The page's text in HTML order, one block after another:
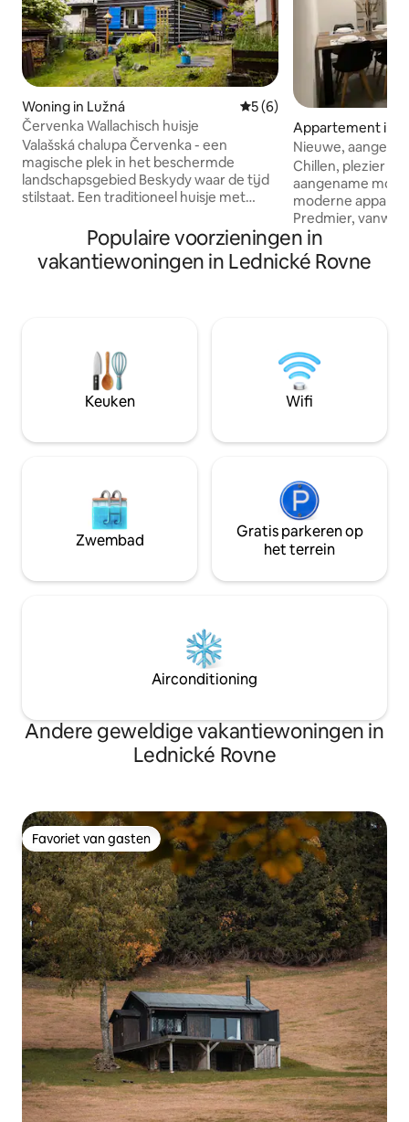
Woning in Lužná Gemiddelde beoordeling
5 (6)
Červenka Wallachisch huisje
Valašská chalupa Červenka - een
magische plek in het beschermde
landschapsgebied Beskydy waar de tijd
stilstaat. Een traditioneel huisje met
zithoek en een barbecue biedt rust en
stilte midden in de natuur. In de
slaapkamers word je betoverd door de
ideaal om te ontspannen, uitstapjes te
maken en tijd door te brengen met
familie of vrienden.
Appartement in
Nieuwe,
appartementen
Chillen, plezier
aangename
moderne
Predmier,
steenworp
om
toeristische
tiesňava 12,2 km,
km, Považský hrad 9 km, Hričovský hrad
8,5 km. Mestá - Bytča (5 km), Považská
Bystrica (12 km),
Populaire voorzieningen in
vakantiewoningen in Lednické Rovne
Keuken Wifi
Zwembad
Gratis parkeren op
het terrein
Airconditioning
Andere geweldige vakantiewoningen in
Lednické Rovne
Favoriet van gasten
Favoriet van gasten